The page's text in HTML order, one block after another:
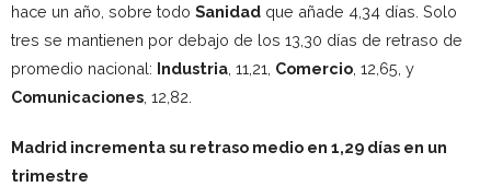
hace un año, sobre todo Sanidad que añade 4,34 días. Solo
tres se mantienen por debajo de los 13,30 días de retraso de
promedio nacional: Industria, 11,21, Comercio, 12,65, y
Comunicaciones, 12,82.
Madrid incrementa su retraso medio en 1,29 días en un
trimestre